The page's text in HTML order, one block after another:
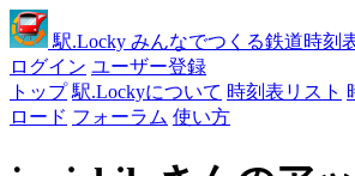
駅.Locky みんなでつくる鉄道時刻
ログイン ユーザー登録
トップ 駅.Lockyについて 時刻表リスト
ロード フォーラム 使い方